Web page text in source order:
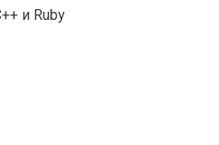
и Ruby